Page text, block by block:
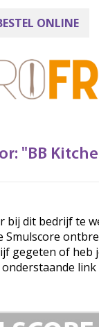
ONLINE
"BB
bij dit bedrijf te
Smulscore
gegeten of heb
onderstaande